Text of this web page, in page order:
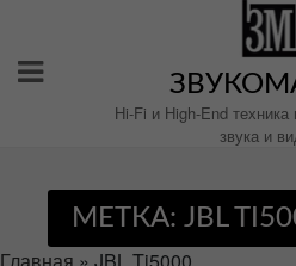
содержимому
Hi-Fi и High-End
звука и
МЕТКА: JBL
Главная » JBL Ti5000